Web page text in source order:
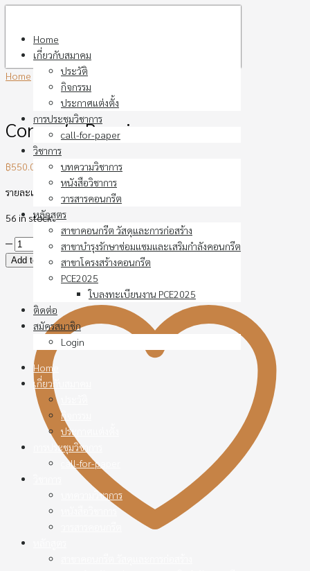
contentHome
เกี่ยวกับสมาคม
ประวัติ
กิจกรรม
ประกาศแต่งตั้ง
การประชุมวิชาการ
call-for-paper
วิชาการ
บทความวิชาการ
หนังสือวิชาการ
วารสารคอนกรีต
หลักสูตร
สาขาคอนกรีต วัสดุและการก่อสร้าง
สาขาบำรุงรักษาซ่อมแซมและเสริมกำลังคอนกรีต
สาขาโครงสร้างคอนกรีต
PCE2025
ใบลงทะเบียนงาน PCE2025
ติดต่อ
สมัครสมาชิก
Login
Home
เกี่ยวกับสมาคม
กิจกรรม
ประกาศแต่งตั้ง
การประชุมวิชาการ
call-for-paper
บทความวิชาการ
Home หนังสือในกลุ่มวิชา
Concrete Repair
฿550.00
รายละเอียดหนังสือ
56 in stock
Concrete
Repair
Add to cart